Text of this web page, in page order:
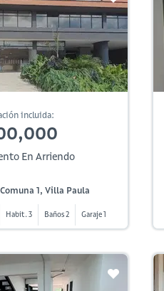
incluida:
En Arriendo
1, Villa Paula
Habit. 3 Baños 2 Garaje 1